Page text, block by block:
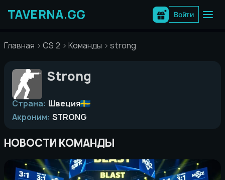
содержимому
Войти
Главная CS 2 Команды strong
Strong
Страна: Швеция
Акроним: STRONG
НОВОСТИ КОМАНДЫ